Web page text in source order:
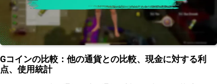
Gコインの比較：他の通貨との比較、現金に対する利
点、使用統計